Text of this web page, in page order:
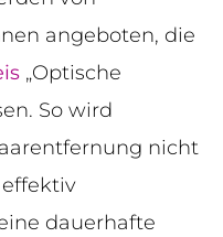
angeboten, die
„Optische
So wird
nicht
dauerhafte